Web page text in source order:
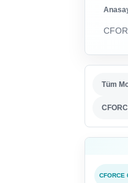
Tüm
CFORCE